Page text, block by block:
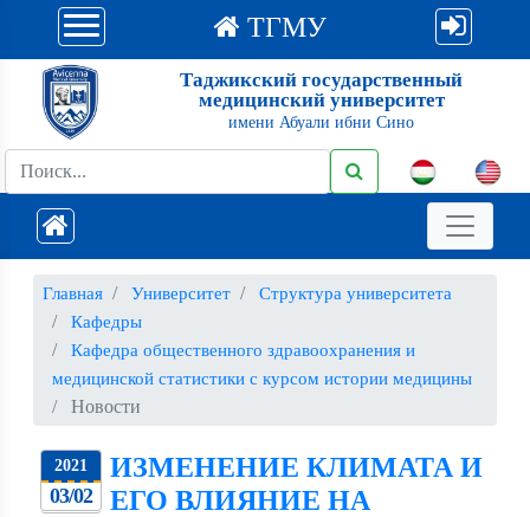
ТГМУ
Таджикский государственный
медицинский университет
имени Абуали ибни Сино
Главная Университет
Структура университета
Кафедры
Кафедра общественного здравоохранения и
медицинской статистики с курсом истории медицины
Новости
2021
03/02
ИЗМЕНЕНИЕ КЛИМАТА И
ЕГО ВЛИЯНИЕ НА